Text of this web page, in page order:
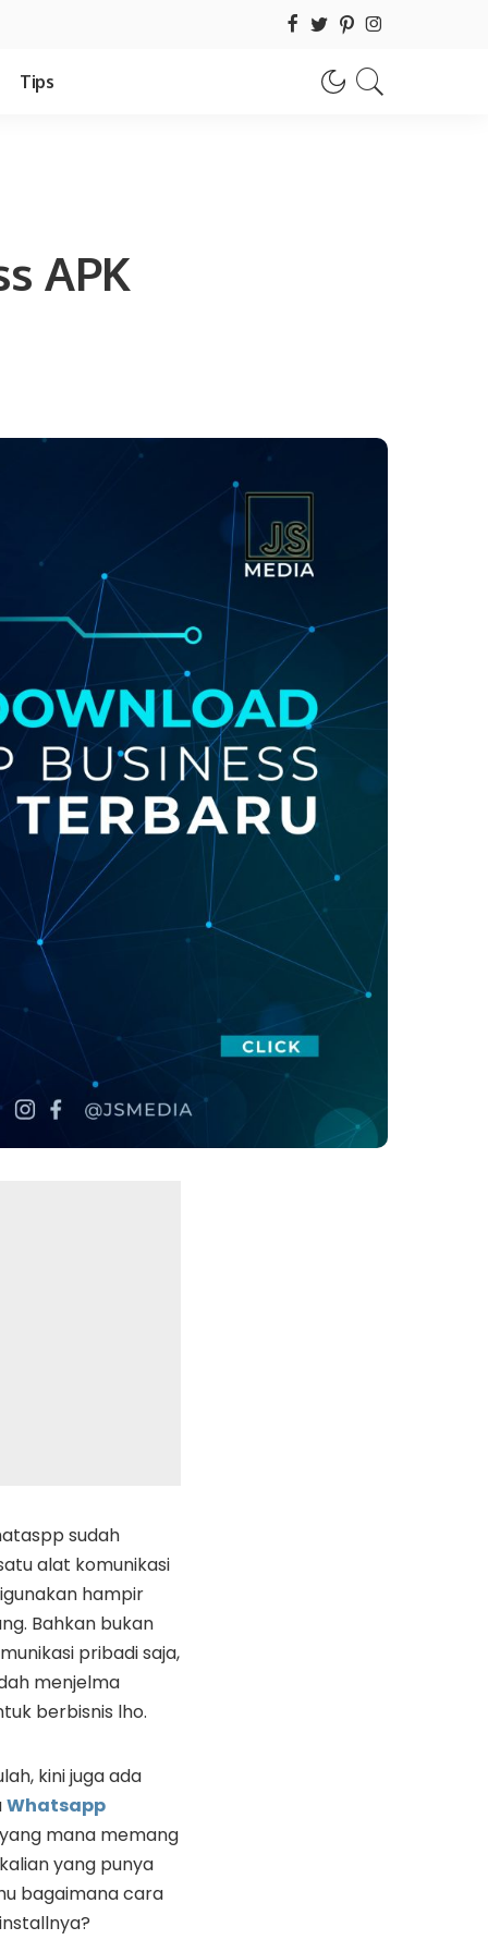
Tips
APK
sudah
alat komunikasi
hampir
Bahkan bukan
pribadi saja,
menjelma
berbisnis lho.
kini juga ada
Whatsapp
mana memang
yang punya
bagaimana cara